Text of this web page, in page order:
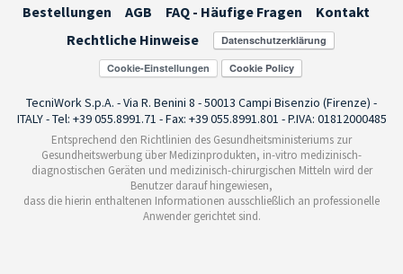
Bestellungen
AGB FAQ - Häufige Fragen
Kontakt
Rechtliche Hinweise
Cookie-Einstellungen
TecniWork S.p.A. - Via R. Benini 8 - 50013 Campi Bisenzio (Firenze) -
ITALY - Tel: +39 055.8991.71 - Fax: +39 055.8991.801 - P.IVA: 01812000485
Entsprechend den Richtlinien des Gesundheitsministeriums zur
Gesundheitswerbung über Medizinprodukten, in-vitro medizinisch-
diagnostischen Geräten und medizinisch-chirurgischen Mitteln wird der
Benutzer darauf hingewiesen,
dass die hierin enthaltenen Informationen ausschließlich an professionelle
Anwender gerichtet sind.